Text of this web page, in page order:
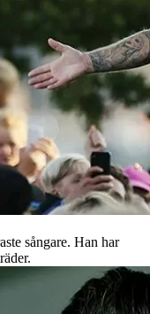
sångare. Han har